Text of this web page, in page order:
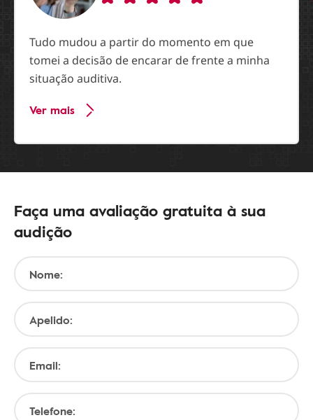
Tudo mudou a partir do momento em que
tomei a decisão de encarar de frente a minha
situação auditiva.
Ver mais
Faça uma avaliação gratuita à sua
audição
Nome:
Apelido:
Email:
Telefone: